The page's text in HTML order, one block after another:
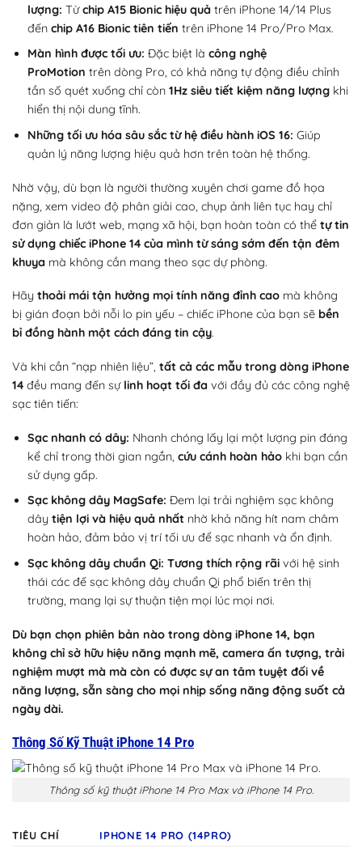
lượng: Từchip A15 Bionic hiệu quảtrên iPhone 14/14 Plus
đến chip A16 Bionic tiên tiến trên iPhone 14 Pro/Pro Max.
Màn hình được tối ưu: Đặc biệt là công nghệ
ProMotion trên dòng Pro, có khả năng tự động điều chỉnh
tần số quét xuống chỉ còn 1Hz siêu tiết kiệm năng lượngkhi
hiển thị nội dung tĩnh.
Những tối ưu hóa sâu sắc từ hệ điều hành iOS 16: Giúp
quản lý năng lượng hiệu quả hơn trên toàn hệ thống.
Nhờ vậy, dù bạn là người thường xuyên chơi game đồ họa
nặng, xem video độ phân giải cao, chụp ảnh liên tục hay chỉ
đơn giản là lướt web, mạng xã hội, bạn hoàn toàn có thể tự tin
sử dụng chiếc iPhone 14 của mình từ sáng sớm đến tận đêm
khuya mà không cần mang theo sạc dự phòng.
Hãy thoải mái tận hưởng mọi tính năng đỉnh cao mà không
bị gián đoạn bởi nỗi lo pin yếu – chiếc iPhone của bạn sẽ bền
bỉ đồng hành một cách đáng tin cậy.
Và khi cần “nạp nhiên liệu”, tất cả các mẫu trong dòng iPhone
14 đều mang đến sự linh hoạt tối đa với đầy đủ các công nghệ
sạc tiên tiến:
Sạc nhanh có dây: Nhanh chóng lấy lại một lượng pin đáng
kể chỉ trong thời gian ngắn, cứu cánh hoàn hảokhi bạn cần
sử dụng gấp.
Sạc không dây MagSafe: Đem lại trải nghiệm sạc không
dây tiện lợi và hiệu quả nhấtnhờ khả năng hít nam châm
hoàn hảo, đảm bảo vị trí tối ưu để sạc nhanh và ổn định.
Sạc không dây chuẩn Qi: Tương thích rộng rãivới hệ sinh
thái các đế sạc không dây chuẩn Qi phổ biến trên thị
trường, mang lại sự thuận tiện mọi lúc mọi nơi.
Dù bạn chọn phiên bản nào trong dòng iPhone 14, bạn
không chỉ sở hữu hiệu năng mạnh mẽ, camera ấn tượng, trải
nghiệm mượt mà mà còn có được sự an tâm tuyệt đối về
năng lượng, sẵn sàng cho mọi nhịp sống năng động suốt cả
ngày dài.
Thông Số Kỹ Thuật iPhone 14 Pro
Thông số kỹ thuật iPhone 14 Pro Max và iPhone 14 Pro.
TIÊU CHÍ
IPHONE 14 PRO (14PRO)